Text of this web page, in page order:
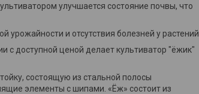
улучшается состояние почвы, что
и отсутствия болезней у растений.
с доступной ценой делает культиватор "ёжик"
состоящую из стальной полосы
элементы с шипами. «Ёж» состоит из